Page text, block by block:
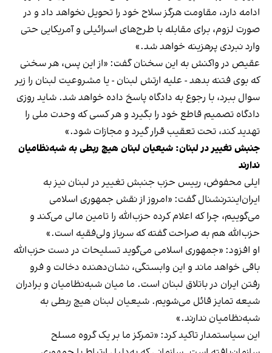
ادامه دارد، مقاومت هرگز سلاح خود را تحویل نخواهد داد و در
صورت لزوم، برای مقابله با طرح‌های اسرائیلی و آمریکایی حتی
وارد نبردی پرهزینه خواهد شد.»
عقیص در واکنش به این سخنان گفت: «از این پس، هر سخنی
که بوی فتنه بدهد - علیه ارتش لبنان - یا مشروعیت لبنان را زیر
سوال ببرد، با رجوع به دادگاه پاسخ داده خواهد شد. شاید روزی
دادگاه تصمیم قاطع خود را بگیرد و هر کسی که وحدت ملی را
تهدید کند، تحت تعقیب قرار گیرد و مجازات شود.»
جنبش تغییر در لبنان: شیعیان لبنان هیچ ربطی به شبه‌نظامیان
ندارند
ایلی محفوض، رییس حزب جنبش تغییر در لبنان نیز به
ایران‌اینترنشنال گفت: «امروز از نقش جمهوری اسلامی
می‌گوییم، چرا که اعلام کرده حزب‌الله را تامین مالی می‌کند و
حزب‌الله هم به صراحت گفته که سرباز ولی‌فقیه است.»
او افزود: «جمهوری اسلامی می‌گوید تسلیحات در دست حزب‌الله
باقی خواهد ماند و این وابستگی، نشان‌دهنده دخالت و فرو
رفتن ایران در باتلاق لبنان است. ما میان شبه‌نظامیان و برادران
شیعه‌ تمایز قائل می‌شویم. شیعیان لبنان هیچ ربطی به
شبه‌نظامیان ندارند.»
این سیاستمدار تاکید کرد: «تمرکز ما بر یک گروه مسلح